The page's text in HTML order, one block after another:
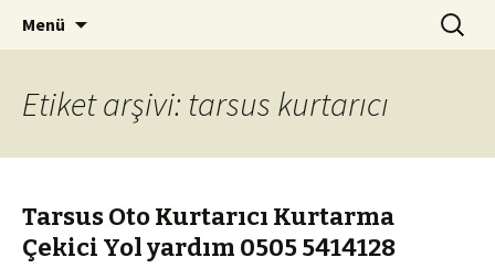
Tarsus Oto Kurtarma 0532
6082827
Kurtarıcı çekici oto yol yardım
Menü Arama:
Etiket arşivi: tarsus kurtarıcı
Tarsus Oto Kurtarıcı Kurtarma
Çekici Yol yardım 0505 5414128